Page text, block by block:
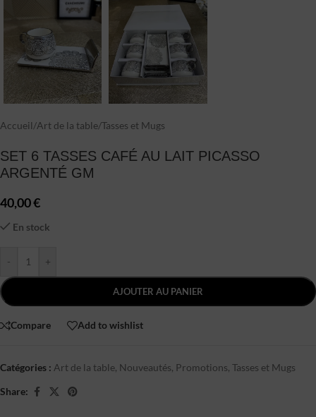
Accueil/Art de la table/Tasses et Mugs
SET 6 TASSES CAFÉ AU LAIT PICASSO
ARGENTÉ GM
40,00€
En stock
- +
AJOUTER AU PANIER
Compare Add to wishlist
Catégories : Art de la table, Nouveautés, Promotions, Tasses et Mugs
Share: